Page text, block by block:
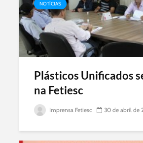
NOTÍCIAS
Plásticos Unificados
na Fetiesc
Imprensa Fetiesc 30 de abril de